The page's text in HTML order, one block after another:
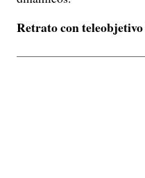
Retrato con